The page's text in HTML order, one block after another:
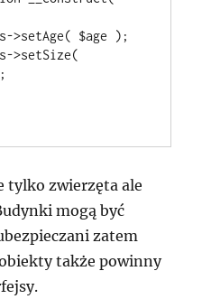
tylko zwierzęta ale
mogą być
zatem
także powinny